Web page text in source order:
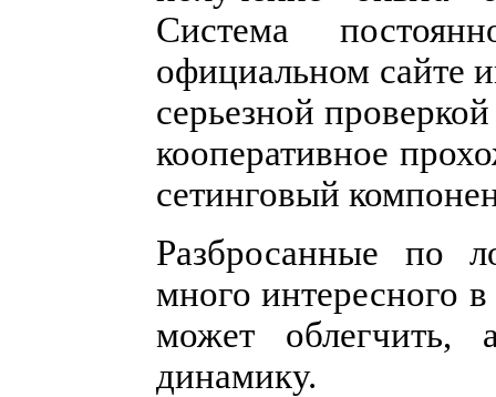
Система
официальном сайте
серьезной
кооперативное
сетинговый
Разбросанные по
много интересного
может
динамику.